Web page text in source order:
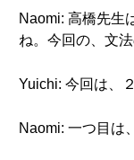
Naomi: 高橋先生
ね。今回の、文
Yuichi: 今回は、
Naomi: 一つ目は、